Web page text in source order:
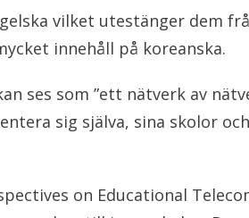
vilket utestänger dem
innehåll på koreanska.
ses som ”ett nätverk av
sig själva, sina skolor
on Educational